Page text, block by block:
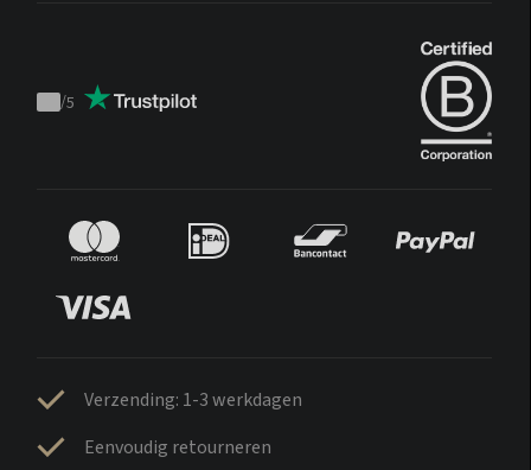
Trustpilot
/5
Verzending: 1-3 werkdagen
Eenvoudig retourneren